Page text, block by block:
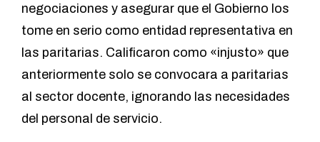
negociaciones y asegurar que el Gobierno los
tome en serio como entidad representativa en
las paritarias. Calificaron como «injusto» que
anteriormente solo se convocara a paritarias
al sector docente, ignorando las necesidades
del personal de servicio.